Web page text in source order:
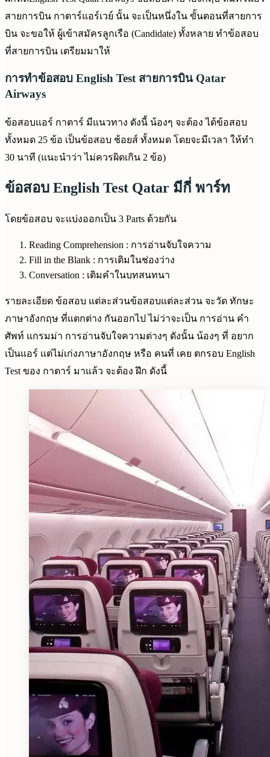
สายการบิน กาตาร์แอร์เวย์ นั้น จะเป็นหนึ่งใน ขั้นตอนที่สายการ
บิน จะขอให้ ผู้เข้าสมัครลูกเรือ (Candidate) ทั้งหลาย ทำข้อสอบ
ที่สายการบิน เตรียมมาให้
การทำข้อสอบ English Test สายการบิน Qatar
Airways
ข้อสอบแอร์ กาตาร์ มีแนวทาง ดังนี้ น้องๆ จะต้อง ได้ข้อสอบ
ทั้งหมด 25 ข้อ เป็นข้อสอบ ช้อยส์ ทั้งหมด โดยจะมีเวลา ให้ทำ
30 นาที (แนะนำว่า ไม่ควรผิดเกิน 2 ข้อ)
ข้อสอบ English Test Qatar มีกี่ พาร์ท
โดยข้อสอบ จะแบ่งออกเป็น 3 Parts ด้วยกัน
Reading Comprehension : การอ่านจับใจความ
Fill in the Blank : การเติมในช่องว่าง
Conversation : เติมคำในบทสนทนา
รายละเอียด ข้อสอบ แต่ละส่วนข้อสอบแต่ละส่วน จะวัด ทักษะ
ภาษาอังกฤษ ที่แตกต่าง กันออกไป ไม่ว่าจะเป็น การอ่าน คำ
ศัพท์ แกรมม่า การอ่านจับใจความต่างๆ ดังนั้น น้องๆ ที่ อยาก
เป็นแอร์ แต่ไม่เก่งภาษาอังกฤษ หรือ คนที่ เคย ตกรอบ English
Test ของ กาตาร์ มาแล้ว จะต้อง ฝึก ดังนี้